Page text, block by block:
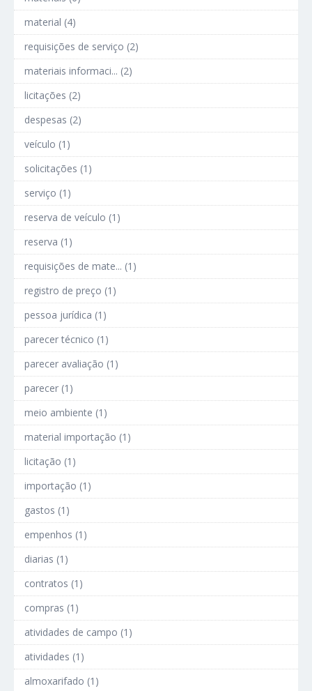
material (4)
requisições de serviço (2)
materiais informaci... (2)
licitações (2)
despesas (2)
veículo (1)
solicitações (1)
serviço (1)
reserva de veículo (1)
reserva (1)
requisições de mate... (1)
registro de preço (1)
pessoa jurídica (1)
parecer técnico (1)
parecer avaliação (1)
parecer (1)
meio ambiente (1)
material importação (1)
licitação (1)
importação (1)
gastos (1)
empenhos (1)
diarias (1)
contratos (1)
compras (1)
atividades de campo (1)
atividades (1)
almoxarifado (1)